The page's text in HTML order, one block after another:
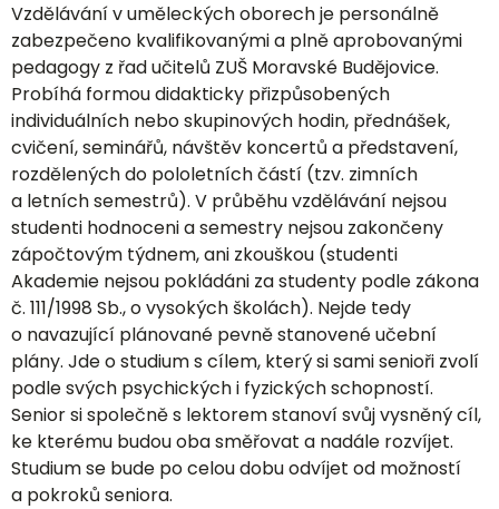
Vzdělávání v uměleckých oborech je personálně
zabezpečeno kvalifikovanými a plně aprobovanými
pedagogy z řad učitelů ZUŠ Moravské Budějovice.
Probíhá formou didakticky přizpůsobených
individuálních nebo skupinových hodin, přednášek,
cvičení, seminářů, návštěv koncertů a představení,
rozdělených do pololetních částí (tzv. zimních
a letních semestrů). V průběhu vzdělávání nejsou
studenti hodnoceni a semestry nejsou zakončeny
zápočtovým týdnem, ani zkouškou (studenti
Akademie nejsou pokládáni za studenty podle zákona
č. 111/1998 Sb., o vysokých školách). Nejde tedy
o navazující plánované pevně stanovené učební
plány. Jde o studium s cílem, který si sami senioři zvolí
podle svých psychických i fyzických schopností.
Senior si společně s lektorem stanoví svůj vysněný cíl,
ke kterému budou oba směřovat a nadále rozvíjet.
Studium se bude po celou dobu odvíjet od možností
a pokroků seniora.